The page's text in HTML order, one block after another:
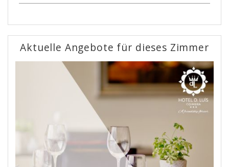
Aktuelle Angebote für dieses Zimmer